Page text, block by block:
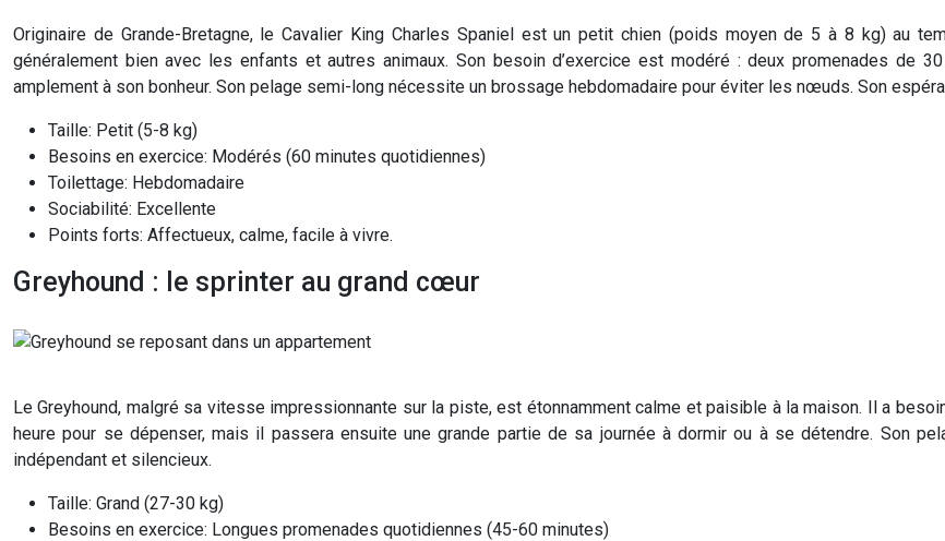
Originaire de Grande-Bretagne, le Cavalier King Charles Spaniel est un petit chien (poids moyen de 5 à 8 kg) au
généralement bien avec les enfants et autres animaux. Son besoin d’exercice est modéré : deux promenades de
amplement à son bonheur. Son pelage semi-long nécessite un brossage hebdomadaire pour éviter les nœuds. Son
Taille: Petit (5-8 kg)
Besoins en exercice: Modérés (60 minutes quotidiennes)
Toilettage: Hebdomadaire
Sociabilité: Excellente
Points forts: Affectueux, calme, facile à vivre.
Greyhound : le sprinter au grand cœur
Le Greyhound, malgré sa vitesse impressionnante sur la piste, est étonnamment calme et paisible à la maison. Il a
heure pour se dépenser, mais il passera ensuite une grande partie de sa journée à dormir ou à se détendre. Son
indépendant et silencieux.
Taille: Grand (27-30 kg)
Besoins en exercice: Longues promenades quotidiennes (45-60 minutes)